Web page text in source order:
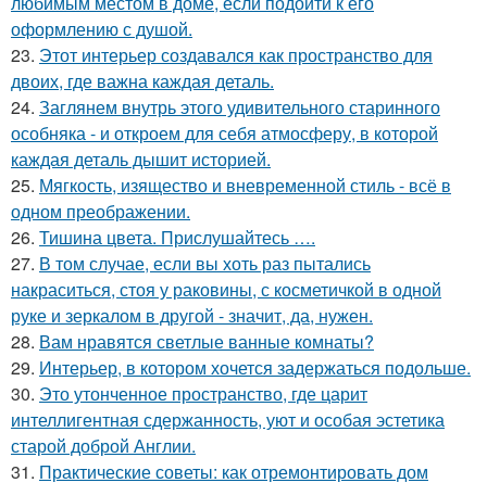
оформлению с душой.
23. Этот интерьер создавался как пространство для
двоих, где важна каждая деталь.
24. Заглянем внутрь этого удивительного старинного
особняка - и откроем для себя атмосферу, в которой
каждая деталь дышит историей.
25. Мягкость, изящество и вневременной стиль - всё в
одном преображении.
26. Тишина цвета. Прислушайтесь ….
27. В том случае, если вы хоть раз пытались
накраситься, стоя у раковины, с косметичкой в одной
руке и зеркалом в другой - значит, да, нужен.
28. Вам нравятся светлые ванные комнаты?
29. Интерьер, в котором хочется задержаться подольше.
30. Это утонченное пространство, где царит
интеллигентная сдержанность, уют и особая эстетика
старой доброй Англии.
31. Практические советы: как отремонтировать дом